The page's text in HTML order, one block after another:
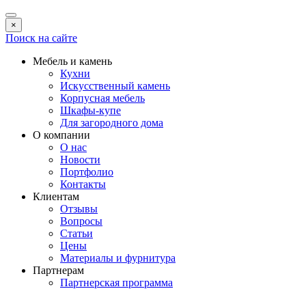
×
Поиск на сайте
Мебель и камень
Кухни
Искусственный камень
Корпусная мебель
Шкафы-купе
Для загородного дома
О компании
О нас
Новости
Портфолио
Контакты
Клиентам
Отзывы
Вопросы
Статьи
Цены
Материалы и фурнитура
Партнерам
Партнерская программа